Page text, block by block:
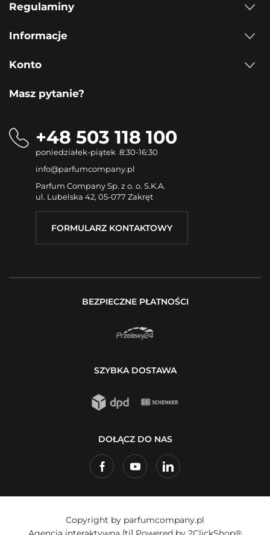
Regulaminy
Informacje
Konto
Masz pytanie?
+48 503 118 100
poniedziałek-piątek 8:30-16:30
info@parfumcompany.pl
Parfum Company Sp. z o. o. S.K.A.
ul. Lubelska 42, 05-077 Zakręt
FORMULARZ KONTAKTOWY
BEZPIECZNE PŁATNOŚCI
SZYBKA DOSTAWA
DOŁĄCZ DO NAS
Copyright by parfumcompany.pl